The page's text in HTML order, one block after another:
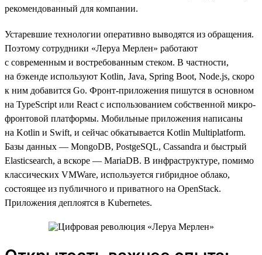
рекомендованный для компании.
Устаревшие технологии оперативно выводятся из обращения.
Поэтому сотрудники «Леруа Мерлен» работают
с современным и востребованным стеком. В частности,
на бэкенде используют Kotlin, Java, Spring Boot, Node.js, скоро
к ним добавится Go. Фронт-приложения пишутся в основном
на TypeScript или React с использованием собственной микро-
фронтовой платформы. Мобильные приложения написаны
на Kotlin и Swift, и сейчас обкатывается Kotlin Multiplatform.
Базы данных — MongoDB, PostgeSQL, Cassandra и быстрый
Elasticsearch, а вскоре — MariaDB. В инфраструктуре, помимо
классических VMWare, используется гибридное облако,
состоящее из публичного и приватного на OpenStack.
Приложения деплоятся в Kubernetes.